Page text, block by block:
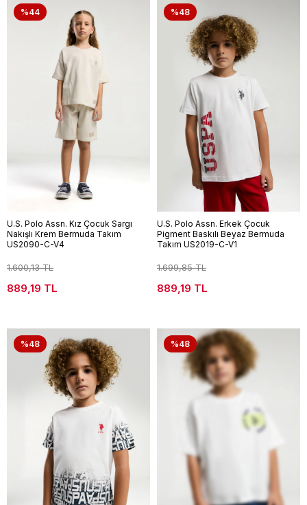
%44
U.S. Polo Assn. Kız Çocuk Sargı
Nakışlı Krem Bermuda Takım
US2090-C-V4
1.600,13 TL
889,19 TL
%48
U.S. Polo Assn. Erkek Çocuk
Pigment Baskılı Beyaz Bermuda
Takım US2019-C-V1
1.699,85 TL
889,19 TL
%48 %48